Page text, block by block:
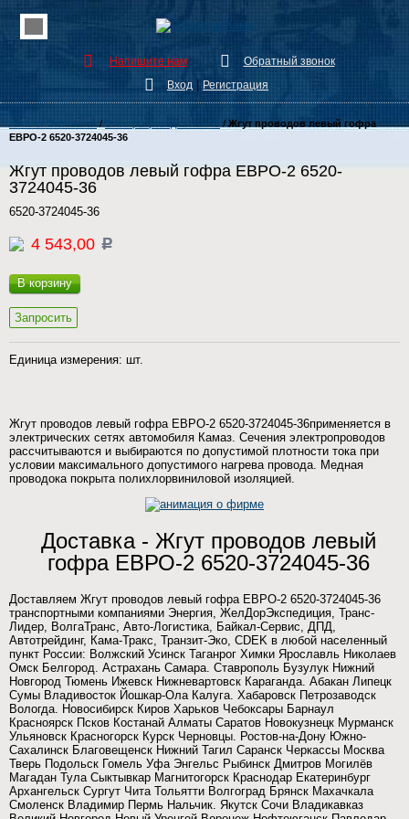
Напишите нам
Обратный звонок
Вход
Регистрация
Каталог Запчастей/Электропроводка КамАЗ/Жгут проводов левый гофра
ЕВРО-2 6520-3724045-36
Жгут проводов левый гофра ЕВРО-2 6520-
3724045-36
6520-3724045-36
4 543,00 c
В корзину
Запросить
Единица измерения: шт.
Жгут проводов левый гофра ЕВРО-2 6520-3724045-36применяется в
электрических сетях автомобиля Камаз. Сечения электропроводов
рассчитываются и выбираются по допустимой плотности тока при
условии максимального допустимого нагрева провода. Медная
проводока покрыта полихлорвиниловой изоляцией.
Доставка - Жгут проводов левый
гофра ЕВРО-2 6520-3724045-36
Доставляем Жгут проводов левый гофра ЕВРО-2 6520-3724045-36
транспортными компаниями Энергия, ЖелДорЭкспедиция, Транс-
Лидер, ВолгаТранс, Авто-Логистика, Байкал-Сервис, ДПД,
Автотрейдинг, Кама-Тракс, Транзит-Эко, CDEK в любой населенный
пункт России: Волжский Усинск Таганрог Химки Ярославль Николаев
Омск Белгород. Астрахань Самара. Ставрополь Бузулук Нижний
Новгород Тюмень Ижевск Нижневартовск Караганда. Абакан Липецк
Сумы Владивосток Йошкар-Ола Калуга. Хабаровск Петрозаводск
Вологда. Новосибирск Киров Харьков Чебоксары Барнаул
Красноярск Псков Костанай Алматы Саратов Новокузнецк Мурманск
Ульяновск Красногорск Курск Черновцы. Ростов-на-Дону Южно-
Сахалинск Благовещенск Нижний Тагил Саранск Черкассы Москва
Тверь Подольск Гомель Уфа Энгельс Рыбинск Дмитров Могилёв
Магадан Тула Сыктывкар Магнитогорск Краснодар Екатеринбург
Архангельск Сургут Чита Тольятти Волгоград Брянск Махачкала
Смоленск Владимир Пермь Нальчик. Якутск Сочи Владикавказ